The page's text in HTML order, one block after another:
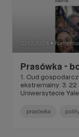
23.12.2024 ●
Prasówka -
1. Cud
ekstremalny: 3.
Uniwersytecie
nowej misji ESA:
zasilane
prasówka